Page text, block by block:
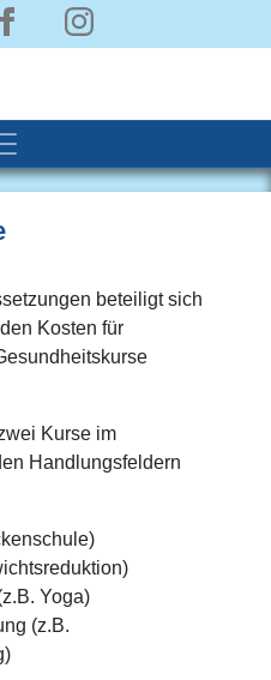
beteiligt sich
Kosten für
Kurse im
Handlungsfeldern
Yoga)
(z.B.